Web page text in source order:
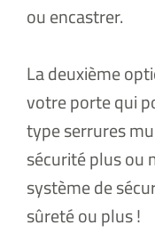
ou encastrer.
La deuxième
votre porte qui
type serrures
sécurité plus ou
système de
sûreté ou plus !